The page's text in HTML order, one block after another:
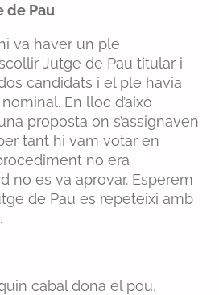
de Pau
va haver un ple
Jutge de Pau titular i
candidats i el ple havia
En lloc d’això
proposta on s’assignaven
tant hi vam votar en
no era
no es va aprovar. Esperem
de Pau es repeteixi amb
cabal dona el pou,